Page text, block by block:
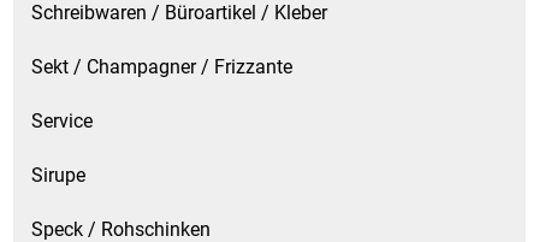
Schreibwaren / Büroartikel / Kleber
Sekt / Champagner / Frizzante
Service
Sirupe
Speck / Rohschinken